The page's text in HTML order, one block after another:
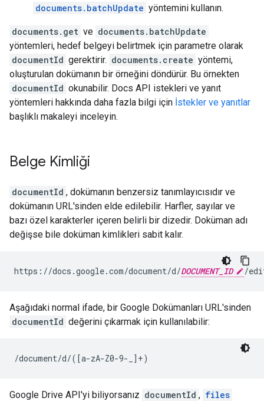
documents.batchUpdate yöntemini kullanın.
documents.get ve documents.batchUpdate
yöntemleri, hedef belgeyi belirtmek için parametre olarak
documentId gerektirir. documents.create yöntemi,
oluşturulan dokümanın bir örneğini döndürür. Bu örnekten
documentId okunabilir. Docs API istekleri ve yanıt
yöntemleri hakkında daha fazla bilgi için İstekler ve yanıtlar
başlıklı makaleyi inceleyin.
Belge Kimliği
documentId , dokümanın benzersiz tanımlayıcısıdır ve
dokümanın URL'sinden elde edilebilir. Harfler, sayılar ve
bazı özel karakterler içeren belirli bir dizedir. Doküman adı
değişse bile doküman kimlikleri sabit kalır.
https://docs.google.com/document/d/DOCUMENT_ID
Aşağıdaki normal ifade, bir Google Dokümanları URL'sinden
documentId değerini çıkarmak için kullanılabilir:
/document/d/([a-zA-Z0-9-_]+)
Google Drive API'yi biliyorsanız documentId , files